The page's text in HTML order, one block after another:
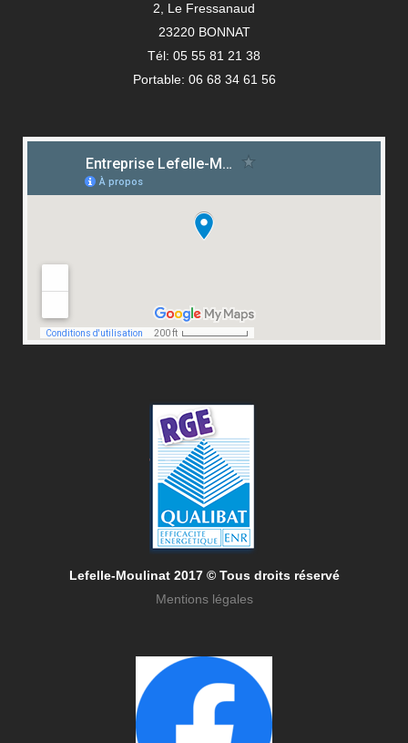
2, Le Fressanaud
23220 BONNAT
Tél: 05 55 81 21 38
Portable: 06 68 34 61 56
Lefelle-Moulinat 2017 © Tous droits réservé
Mentions légales